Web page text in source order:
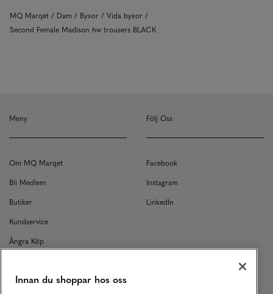
MQ Marqet Dam Byxor
Vida byxor
Second Female Madison hw trousers BLACK
Meny
Om MQ Marqet
Bli Medlem
Butiker
Kundservice
Ångra Köp
Returer
Följ Oss
Facebook
Instagram
LinkedIn
Innan du shoppar hos oss